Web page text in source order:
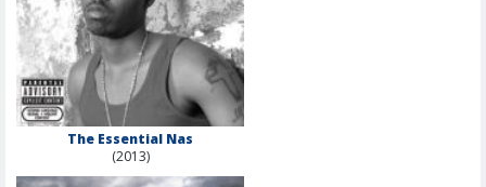
The Essential Nas
(2013)